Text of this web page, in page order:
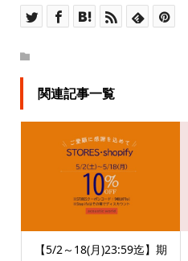
関連記事一覧
【5/2～18(月)23:59迄】期